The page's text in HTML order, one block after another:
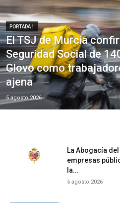
PORTADA 1
El TSJ de Murcia
Seguridad Social de
Glovo como
ajena
5 agosto 2026
La Abogacía
empresas
la...
5 agosto 2026